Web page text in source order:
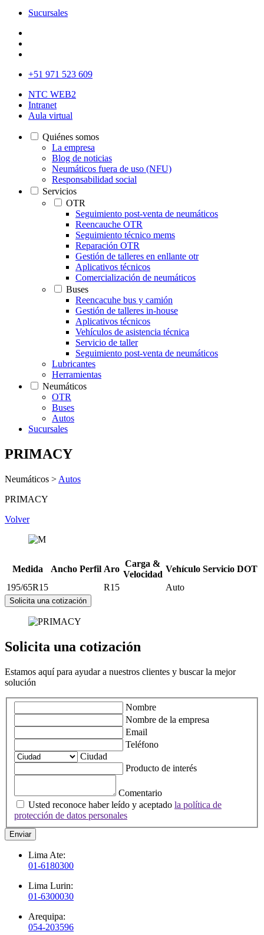
Sucursales
+51 971 523 609
NTC WEB2
Intranet
Aula virtual
Quiénes somos
La empresa
Blog de noticias
Neumáticos fuera de uso (NFU)
Responsabilidad social
Servicios
OTR
Seguimiento post-venta de neumáticos
Reencauche OTR
Seguimiento técnico mems
Reparación OTR
Gestión de talleres en enllante otr
Aplicativos técnicos
Comercialización de neumáticos
Buses
Reencacuhe bus y camión
Gestión de talleres in-house
Aplicativos técnicos
Vehículos de asistencia técnica
Servicio de taller
Seguimiento post-venta de neumáticos
Lubricantes
Herramientas
Neumáticos
OTR
Buses
Autos
Sucursales
PRIMACY
Neumáticos > Autos
PRIMACY
Volver
Medida Ancho Perfil Aro
Carga &
Velocidad
Vehículo Servicio DOT
195/65R15
R15 Auto
Solicita una cotización
Solicita una cotización
Estamos aquí para ayudar a nuestros clientes y buscar la mejor
solución
Nombre
Nombre de la empresa
Email
Teléfono
Ciudad
Producto de interés
Comentario
Usted reconoce haber leído y aceptado la política de
protección de datos personales
Enviar
Lima Ate:
01-6180300
Lima Lurin:
01-6300030
Arequipa:
054-203596